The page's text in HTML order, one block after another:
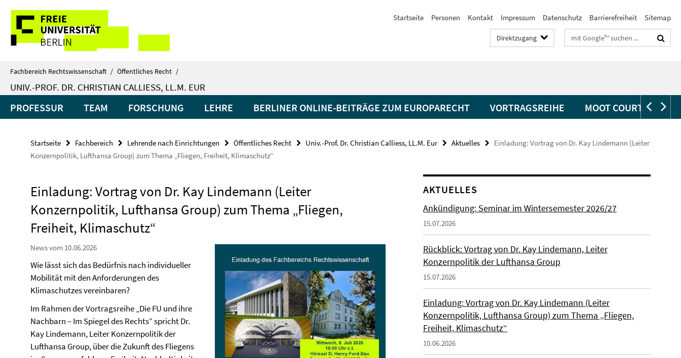
direkt
Inhalt
Service-
Navigation
Startseite Personen Kontakt Impressum Datenschutz Barrierefreiheit Sitemap
Direktzugang Suchbegriffe
Fachbereich Rechtswissenschaft / Öffentliches Recht /
UNIV.-PROF. DR. CHRISTIAN CALLIESS, LL.M. EUR
PROFESSUR TEAM FORSCHUNG LEHRE BERLINER ONLINE-BEITRÄGE ZUM EUROPARECHT VORTRAGSREIHE MOOT COURTS
Startseite Fachbereich Lehrende nach Einrichtungen Öffentliches Recht Univ.-Prof. Dr. Christian Calliess, LL.M. Eur Aktuelles
Einladung: Vortrag von Dr. Kay Lindemann (Leiter
Konzernpolitik, Lufthansa Group) zum Thema „Fliegen, Freiheit, Klimaschutz“
Einladung: Vortrag von Dr. Kay Lindemann (Leiter
Konzernpolitik, Lufthansa Group) zum Thema „Fliegen,
Freiheit, Klimaschutz“
News vom 10.06.2026
Wie lässt sich das Bedürfnis nach individueller
Mobilität mit den Anforderungen des
Klimaschutzes vereinbaren?
Im Rahmen der Vortragsreihe „Die FU und ihre
Nachbarn – Im Spiegel des Rechts“ spricht Dr.
Kay Lindemann, Leiter Konzernpolitik der
Lufthansa Group, über die Zukunft des Fliegens
AKTUELLES
Ankündigung: Seminar im Wintersemester 2026/27
15.07.2026
Rückblick: Vortrag von Dr. Kay Lindemann, Leiter
Konzernpolitik der Lufthansa Group
15.07.2026
Einladung: Vortrag von Dr. Kay Lindemann (Leiter
Konzernpolitik, Lufthansa Group) zum Thema „Fliegen,
Freiheit, Klimaschutz“
10.06.2026